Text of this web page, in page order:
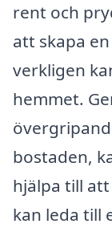
rent och
att skapa
verkligen
hemmet.
bostaden,
hjälpa till
kan leda till